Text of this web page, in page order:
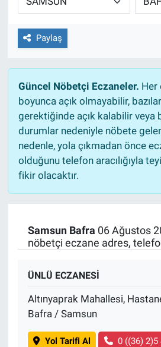
Paylaş
Güncel Nöbetçi Eczaneler. Her
boyunca açık olmayabilir,
gerektiğinde açık kalabilir veya
durumlar nedeniyle nöbete
nedenle, yola çıkmadan önce
olduğunu telefon aracılığıyla
fikir olacaktır.
Samsun Bafra 06 Ağustos
nöbetçi eczane adres,
ÜNLÜ ECZANESİ
Altınyaprak Mahallesi,
Bafra / Samsun
Yol Tarifi Al 0 ((36) 2)5